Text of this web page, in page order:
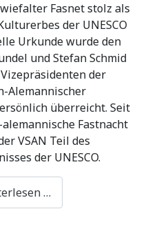
Fasnet stolz als
der UNESCO
Urkunde wurde den
und Stefan Schmid
der
Alemannischer
überreicht. Seit
Fastnacht
VSAN Teil des
der UNESCO.
…